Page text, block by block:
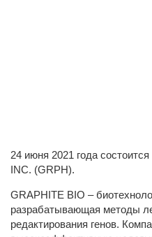
24 июня 2021 года
INC. (GRPH).
GRAPHITE BIO –
разрабатывающая методы
редактирования генов.